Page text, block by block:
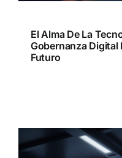
El Alma De La
Gobernanza Digital
Futuro